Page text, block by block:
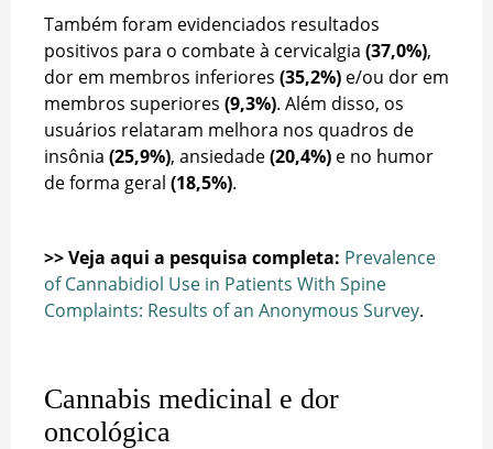
Também foram evidenciados resultados
positivos para o combate à cervicalgia (37,0%),
dor em membros inferiores (35,2%) e/ou dor em
membros superiores (9,3%). Além disso, os
usuários relataram melhora nos quadros de
insônia (25,9%), ansiedade(20,4%) e no humor
de forma geral (18,5%).
>> Veja aqui a pesquisa completa: Prevalence
of Cannabidiol Use in Patients With Spine
Complaints: Results of an Anonymous Survey.
Cannabis medicinal e dor
oncológica